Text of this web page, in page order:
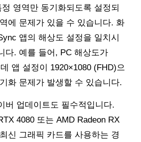
영역만 동기화되도록 설정되
에 문제가 있을 수 있습니다. 화
앱의 해상도 설정을 일치시
다. 예를 들어, PC 해상도가
앱 설정이 1920×1080 (FHD)으
화 문제가 발생할 수 있습니다.
버 업데이트도 필수적입니다.
4080 또는 AMD Radeon RX
신 그래픽 카드를 사용하는 경